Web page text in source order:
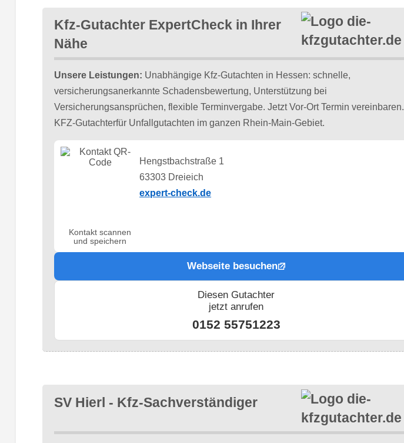
Kfz-Gutachter ExpertCheck in Ihrer
Nähe
Unsere Leistungen: Unabhängige Kfz-Gutachten in Hessen: schnelle,
versicherungsanerkannte Schadensbewertung, Unterstützung bei
Versicherungsansprüchen, flexible Terminvergabe. Jetzt Vor-Ort Termin vereinbaren.
KFZ-Gutachterfür Unfallgutachten im ganzen Rhein-Main-Gebiet.
Kontakt scannen
und speichern
Hengstbachstraße 1
63303 Dreieich
expert-check.de
Webseite besuchen
Diesen Gutachter
jetzt anrufen
0152 55751223
SV Hierl - Kfz-Sachverständiger